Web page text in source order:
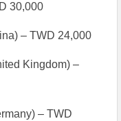
30,000
– TWD 24,000
Kingdom) –
– TWD